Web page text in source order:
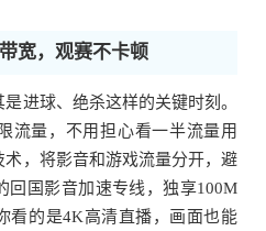
宽，观赛不卡顿
进球、绝杀这样的关键时刻。
流量，不用担心看一半流量用
，将影音和游戏流量分开，避
回国影音加速专线，独享100M
的是4K高清直播，画面也能